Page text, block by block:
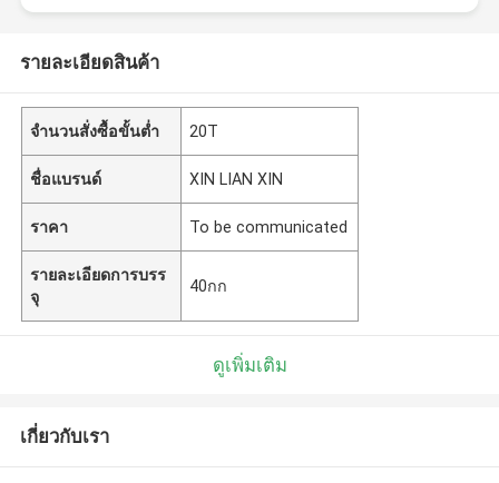
รายละเอียดสินค้า
จำนวนสั่งซื้อขั้นต่ำ 20T
ชื่อแบรนด์ XIN LIAN XIN
ราคา To be communicated
รายละเอียดการบรร
จุ
40กก
ดูเพิ่มเติม
เกี่ยวกับเรา